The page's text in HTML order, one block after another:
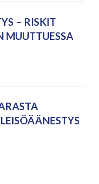
– RISKIT
MUUTTUESSA